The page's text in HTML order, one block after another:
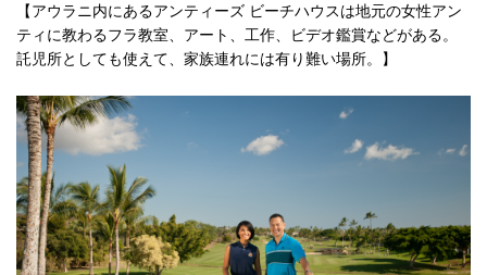
【アウラニ内にあるアンティーズ ビーチハウスは地元の女性アン
ティに教わるフラ教室、アート、工作、ビデオ鑑賞などがある。
託児所としても使えて、家族連れには有り難い場所。】